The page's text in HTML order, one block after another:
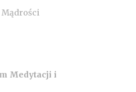
Mądrości
Medytacji i